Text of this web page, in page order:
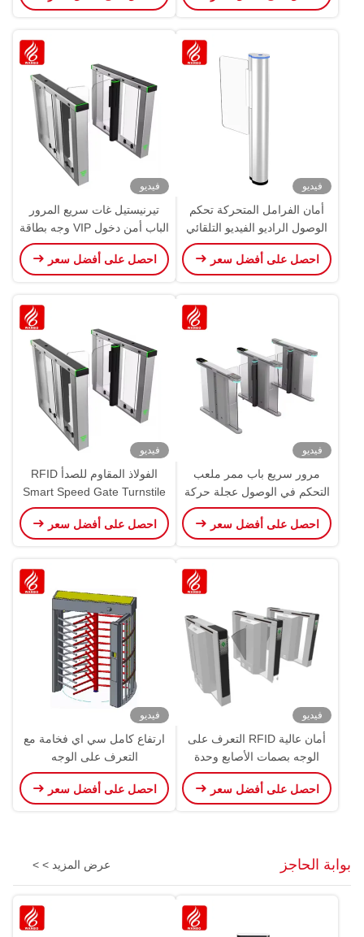
فيديو
أمان الفرامل المتحركة تحكم
الوصول الراديو الفيديو التلقائي
الدورانية سرعة الدوران بوابة
الحاجز الدورانية
احصل على أفضل سعر
فيديو
تيرنيستيل غات سريع المرور
الباب أمن دخول VIP وجه بطاقة
RFID بصمة الأصابع
احصل على أفضل سعر
فيديو
مرور سريع باب ممر ملعب
التحكم في الوصول عجلة حركة
بوابة عائمة حاجز عجلة حركة
احصل على أفضل سعر
فيديو
الفولاذ المقاوم للصدأ RFID
Smart Speed Gate Turnstile
Qr Code حاجز التأرجح لمراقبة
وصول المشاة
احصل على أفضل سعر
فيديو
أمان عالية RFID التعرف على
الوجه بصمات الأصابع وحدة
التحكم في الوصول للجيم و
الحديقة
احصل على أفضل سعر
فيديو
ارتفاع كامل سي اي فخامة مع
التعرف على الوجه
احصل على أفضل سعر
بوابة الحاجز عرض المزيد > >